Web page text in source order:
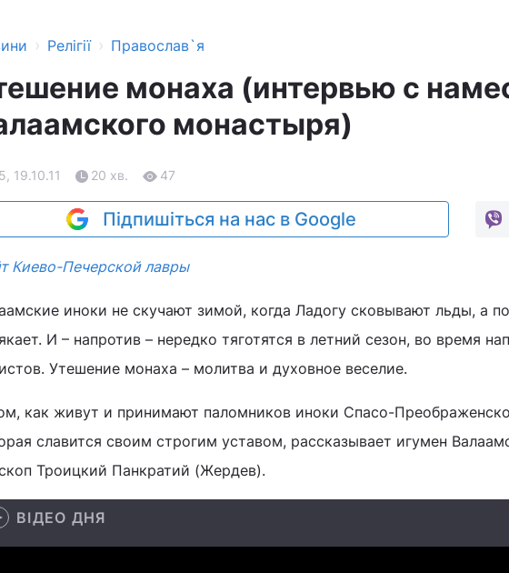
› Релігії › Православ`я
монаха (интервью с
монастыря)
19.10.11 20 хв. 47
Підпишіться на нас в Google
Киево-Печерской лавры
иноки не скучают зимой, когда Ладогу сковывают льды, а
И – напротив – нередко тяготятся в летний сезон, во время
Утешение монаха – молитва и духовное веселие.
как живут и принимают паломников иноки Спасо-
славится своим строгим уставом, рассказывает игумен
Троицкий Панкратий (Жердев).
ВІДЕО ДНЯ